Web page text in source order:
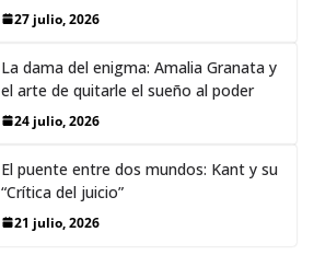
27 julio, 2026
La dama del enigma: Amalia Granata y
el arte de quitarle el sueño al poder
24 julio, 2026
El puente entre dos mundos: Kant y su
“Crítica del juicio”
21 julio, 2026